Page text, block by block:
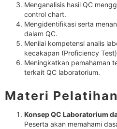
Menganalisis hasil QC
control chart.
Mengidentifikasi serta
dalam QC.
Menilai kompetensi analis
kecakapan (Proficiency
Meningkatkan pemahaman
terkait QC laboratorium.
Materi Pelatihan
Konsep QC Laboratorium
Peserta akan memahami